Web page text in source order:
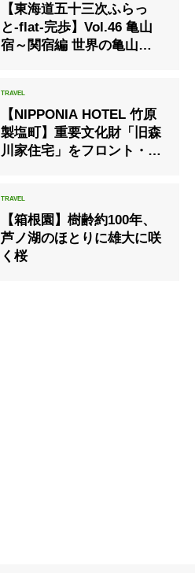
【東海道五十三次ふらっ
と-flat-完歩】Vol.46 亀山
宿～関宿編 世界の亀山工場
【NIPPONIA HOTEL 竹原
製塩町】重要文化財「旧森
川家住宅」をフロント・ク
フェとして運用開始
【箱根園】樹齢約100年、
芦ノ湖のほとりに雄大に咲
く桜